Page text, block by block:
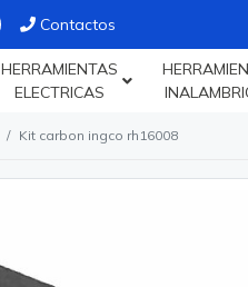
Contactos
HERRAMIENTAS
ELECTRICAS
Kit carbon ingco rh16008